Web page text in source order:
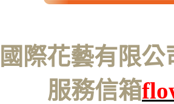
際花藝有限
服務信箱